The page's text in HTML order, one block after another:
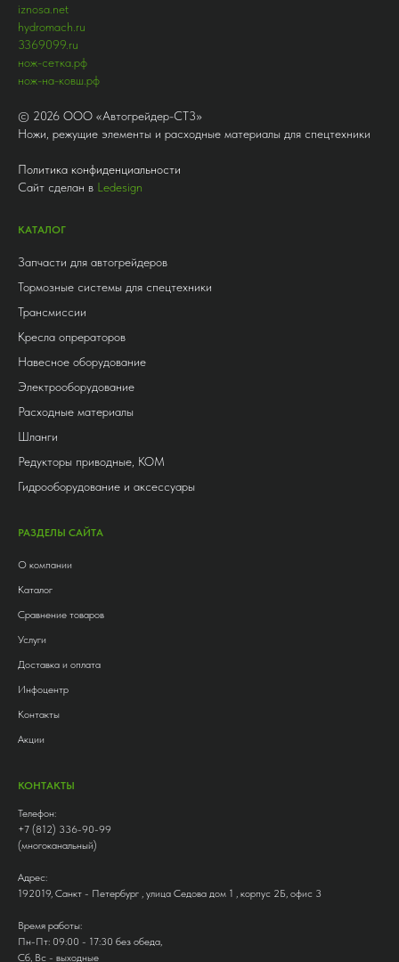
iznosa.net
hydromach.ru
3369099.ru
нож-сетка.рф
нож-на-ковш.рф
© 2026 ООО «Автогрейдер-СТ3»
Ножи, режущие элементы и расходные материалы для спецтехники
Политика конфиденциальности
Сайт сделан в Ledesign
КАТАЛОГ
Запчасти для автогрейдеров
Тормозные системы для спецтехники
Трансмиссии
Кресла опрераторов
Навесное оборудование
Электрооборудование
Расходные материалы
Шланги
Редукторы приводные, КОМ
Гидрооборудование и аксессуары
РАЗДЕЛЫ САЙТА
О компании
Каталог
Сравнение товаров
Услуги
Доставка и оплата
Инфоцентр
Контакты
Акции
КОНТАКТЫ
Телефон:
+7 (812) 336-90-99
(многоканальный)
Адрес:
192019, Санкт - Петербург , улица Седова дом 1 , корпус 2Б, офис 3
Время работы:
Пн-Пт: 09:00 - 17:30 без обеда,
Сб, Вс - выходные